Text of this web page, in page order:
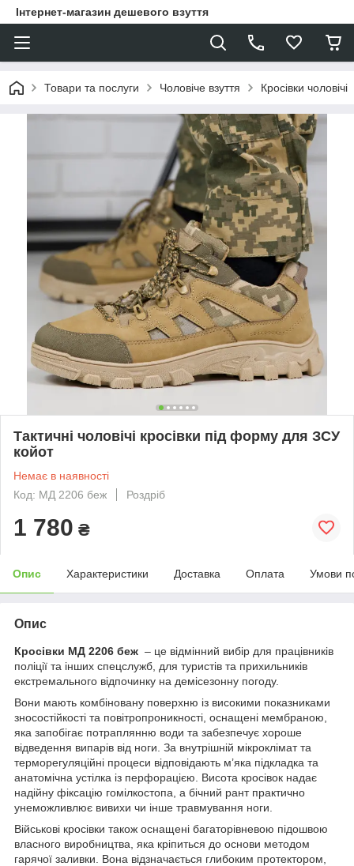
Інтернет-магазин дешевого взуття
Товари та послуги Чоловіче взуття Кросівки чоловічі
Тактичні чоловічі кросівки під форму для ЗСУ
койот
Немає в наявності
Код: МД 2206 беж
Роздріб
1 780 ₴
Опис Характеристики Доставка Оплата Умови
Опис
Кросівки МД 2206 беж – це відмінний вибір для працівників
поліції та інших спецслужб, для туристів та прихильників
екстремального відпочинку на демісезонну погоду.
Вони мають комбіновану поверхню із високими показниками
зносостійкості та повітропроникності, оснащені мембраною,
яка запобігає потраплянню води та забезпечує хороше
відведення випарів від ноги. За внутрішній мікроклімат та
терморегуляційні процеси відповідають м’яка підкладка та
анатомічна устілка із перфорацією. Висота кросівок надає
надійну фіксацію гомілкостопа, а бічний рант практично
унеможливлює вивихи чи інше травмування ноги.
Військові кросівки також оснащені багаторівневою підошвою
власного виробництва, яка кріпиться до основи методом
гарячої заливки. Вона відзначається глибоким протектором,